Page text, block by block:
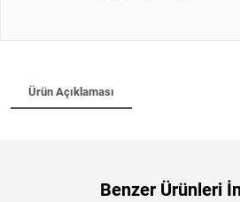
Ürün Açıklaması
Benzer Ürünleri